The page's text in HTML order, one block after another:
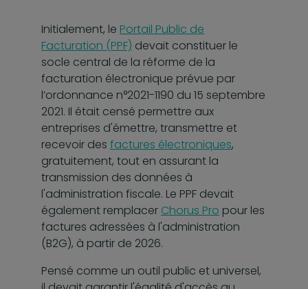
Initialement, le Portail Public de
Facturation (PPF) devait constituer le
socle central de la réforme de la
facturation électronique prévue par
l’ordonnance n°2021-1190 du 15 septembre
2021. Il était censé permettre aux
entreprises d'émettre, transmettre et
recevoir des factures électroniques,
gratuitement, tout en assurant la
transmission des données à
l'administration fiscale. Le PPF devait
également remplacer Chorus Pro pour les
factures adressées à l'administration
(B2G), à partir de 2026.
Pensé comme un outil public et universel,